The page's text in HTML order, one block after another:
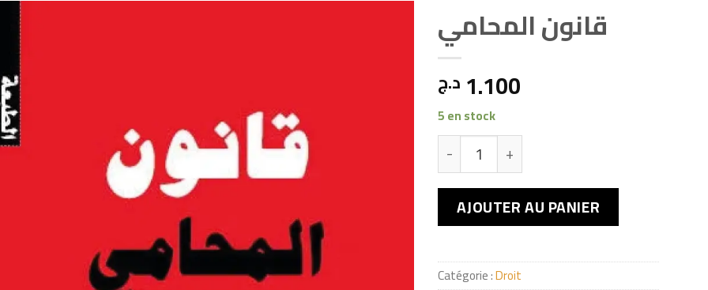
قانون المحامي
1.100 د.ج
5 en stock
AJOUTER AU PANIER
Catégorie :Droit